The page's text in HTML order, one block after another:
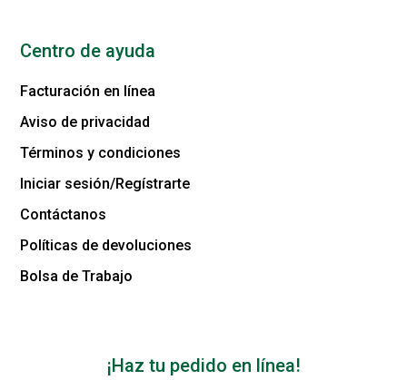
Centro de ayuda
Facturación en línea
Aviso de privacidad
Términos y condiciones
Iniciar sesión/Regístrarte
Contáctanos
Políticas de devoluciones
Bolsa de Trabajo
¡Haz tu pedido en línea!